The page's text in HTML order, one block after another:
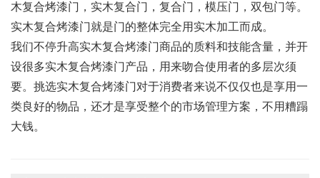
木复合烤漆门，实木复合门，复合门，模压门，双包门等。
实木复合烤漆门就是门的整体完全用实木加工而成。
我们不停升高实木复合烤漆门商品的质料和技能含量，并开
设很多实木复合烤漆门产品，用来吻合使用者的多层次须
要。挑选实木复合烤漆门对于消费者来说不仅仅也是享用一
类良好的物品，还才是享受整个的市场管理方案，不用糟蹋
大钱。